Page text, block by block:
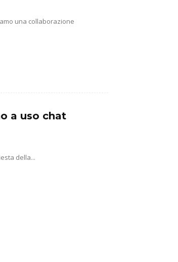
una collaborazione
a uso chat
della...